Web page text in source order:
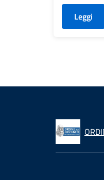
Leggi